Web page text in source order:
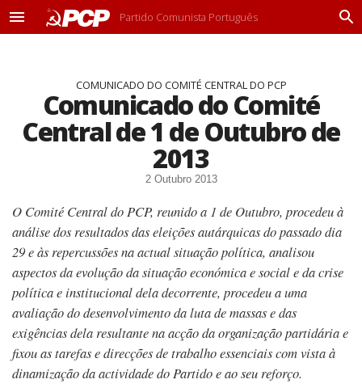
M
Partido Comunista Português
P
COMUNICADO DO COMITÉ CENTRAL DO PCP
Comunicado do Comité
Central de 1 de Outubro de
2013
2 Outubro 2013
O Comité Central do PCP, reunido a 1 de Outubro, procedeu à
análise dos resultados das eleições autárquicas do passado dia
29 e às repercussões na actual situação política, analisou
aspectos da evolução da situação económica e social e da crise
política e institucional dela decorrente, procedeu a uma
avaliação do desenvolvimento da luta de massas e das
exigências dela resultante na acção da organização partidária e
fixou as tarefas e direcções de trabalho essenciais com vista à
dinamização da actividade do Partido e ao seu reforço.